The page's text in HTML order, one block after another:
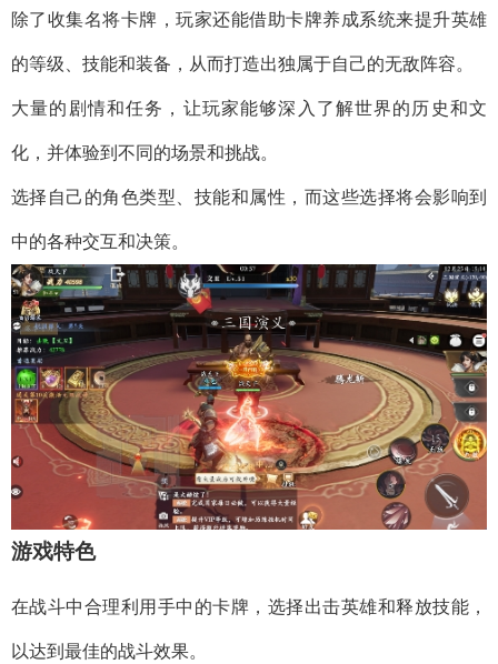
除了收集名将卡牌，玩家还能借助卡牌养成系统来提升英雄
的等级、技能和装备，从而打造出独属于自己的无敌阵容。
大量的剧情和任务，让玩家能够深入了解世界的历史和文
化，并体验到不同的场景和挑战。
选择自己的角色类型、技能和属性，而这些选择将会影响到
中的各种交互和决策。
游戏特色
在战斗中合理利用手中的卡牌，选择出击英雄和释放技能，
以达到最佳的战斗效果。